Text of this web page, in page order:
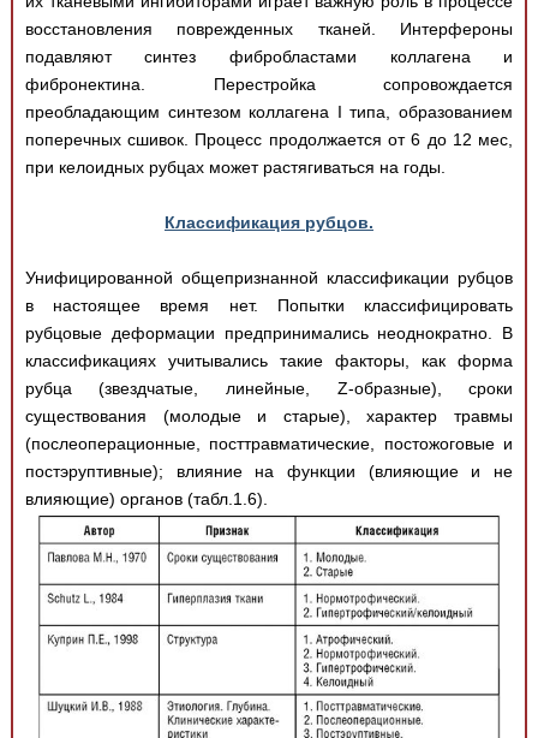
восстановления поврежденных тканей. Интерфероны
подавляют синтез фибробластами коллагена и
фибронектина. Перестройка сопровождается
преобладающим синтезом коллагена I типа, образованием
поперечных сшивок. Процесс продолжается от 6 до 12 мес,
при келоидных рубцах может растягиваться на годы.
Классификация рубцов.
Унифицированной общепризнанной классификации рубцов
в настоящее время нет. Попытки классифицировать
рубцовые деформации предпринимались неоднократно. В
классификациях учитывались такие факторы, как форма
рубца (звездчатые, линейные, Z-образные), сроки
существования (молодые и старые), характер травмы
(послеоперационные, посттравматические, постожоговые и
постэруптивные); влияние на функции (влияющие и не
влияющие) органов (табл.1.6).